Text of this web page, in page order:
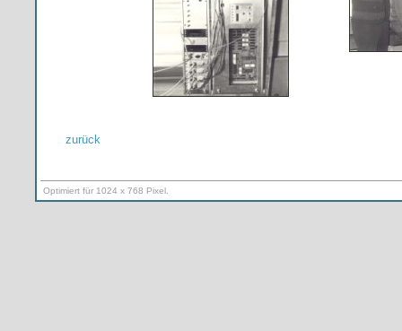
zurück
Optimiert für 1024 x 768 Pixel.